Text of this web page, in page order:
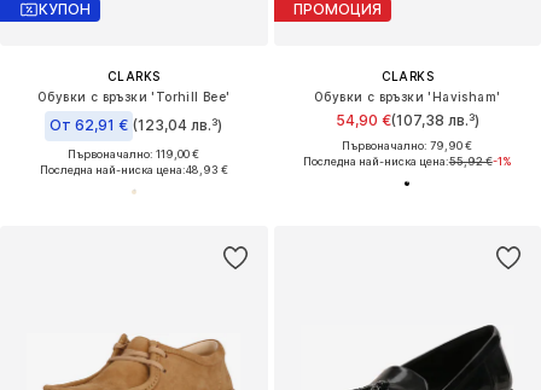
КУПОН
CLARKS
Обувки с връзки 'Torhill Bee'
От 62,91 € (123,04 лв.³)
Първоначално: 119,00 €
Последна най-ниска цена:48,93 €
ПРОМОЦИЯ
CLARKS
Обувки с връзки 'Havisham'
54,90 €(107,38 лв.³)
Първоначално: 79,90 €
Последна най-ниска цена:55,92 €-1%